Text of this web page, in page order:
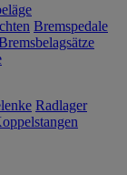
Bremspedale
Radlager